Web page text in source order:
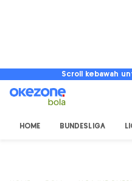
Scroll kebawah
HOME BUNDESLIGA